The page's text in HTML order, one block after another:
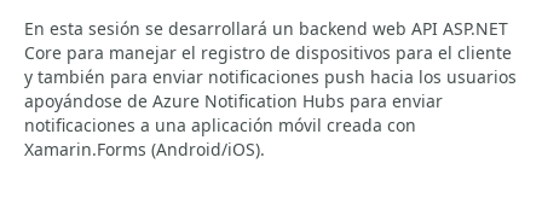
En esta sesión se desarrollará un backend web API ASP.NET
Core para manejar el registro de dispositivos para el cliente
y también para enviar notificaciones push hacia los usuarios
apoyándose de Azure Notification Hubs para enviar
notificaciones a una aplicación móvil creada con
Xamarin.Forms (Android/iOS).